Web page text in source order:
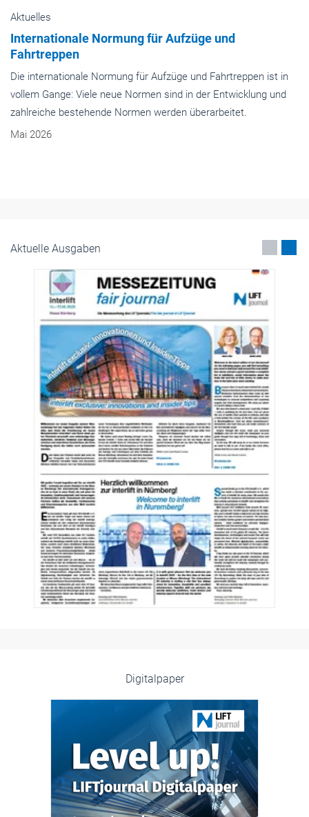
Aktuelles
Internationale Normung für Aufzüge und
Fahrtreppen
Die internationale Normung für Aufzüge und Fahrtreppen ist in
vollem Gange: Viele neue Normen sind in der Entwicklung und
zahlreiche bestehende Normen werden überarbeitet.
Mai 2026
Aktuelle Ausgaben
Digitalpaper